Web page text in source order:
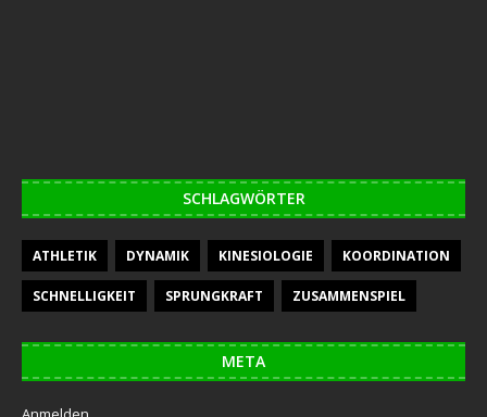
SCHLAGWÖRTER
ATHLETIK DYNAMIK KINESIOLOGIE KOORDINATION
SCHNELLIGKEIT SPRUNGKRAFT ZUSAMMENSPIEL
META